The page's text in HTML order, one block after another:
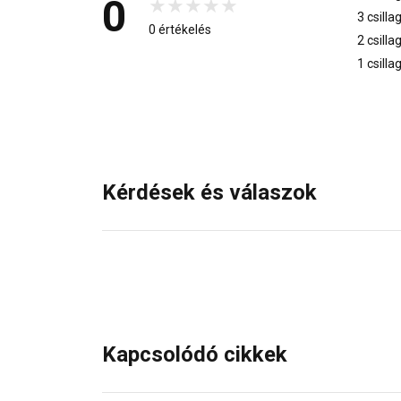
0 0 értékelés
3 csillag
2 csillag
1 csillag
Kérdések és válaszok
Kapcsolódó cikkek